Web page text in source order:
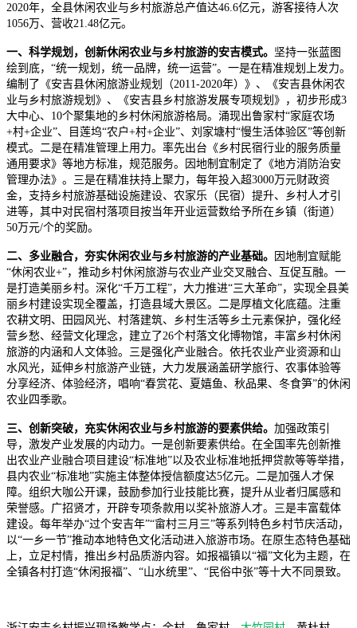
2020年，全县休闲农业与乡村旅游总产值达46.6亿元，游客接待人次
1056万、营收21.48亿元。
一、科学规划，创新休闲农业与乡村旅游的安吉模式。 坚持一张蓝图
绘到底，“统一规划，统一品牌，统一运营”。一是在精准规划上发力。
编制了《安吉县休闲旅游业规划（2011-2020年）》、《安吉县休闲农
业与乡村旅游规划》、《安吉县乡村旅游发展专项规划》，初步形成3
大中心、10个聚集地的乡村休闲旅游格局。涌现出鲁家村“家庭农场
+村+企业”、目莲坞“农户+村+企业”、刘家塘村“慢生活体验区”等创新
模式。二是在精准管理上用力。率先出台《乡村民宿行业的服务质量
通用要求》等地方标准，规范服务。因地制宜制定了《地方消防治安
管理办法》。三是在精准扶持上聚力，每年投入超3000万元财政资
金，支持乡村旅游基础设施建设、农家乐（民宿）提升、乡村人才引
进等，其中对民宿村落项目按当年开业运营数给予所在乡镇（街道）
50万元/个的奖励。
二、多业融合，夯实休闲农业与乡村旅游的产业基础。
因地制宜赋能
“休闲农业+”，推动乡村休闲旅游与农业产业交叉融合、互促互融。一
是打造美丽乡村。深化“千万工程”，大力推进“三大革命”，实现全县美
丽乡村建设实现全覆盖，打造县域大景区。二是厚植文化底蕴。注重
农耕文明、田园风光、村落建筑、乡村生活等乡土元素保护，强化经
营乡愁、经营文化理念，建立了26个村落文化博物馆，丰富乡村休闲
旅游的内涵和人文体验。三是强化产业融合。依托农业产业资源和山
水风光，延伸乡村旅游产业链，大力发展涵盖研学旅行、农事体验等
分享经济、体验经济，唱响“春赏花、夏嬉鱼、秋品果、冬食笋”的休闲
农业四季歌。
三、创新突破，充实休闲农业与乡村旅游的要素供给。 加强政策引
导，激发产业发展的内动力。一是创新要素供给。在全国率先创新推
出农业产业融合项目建设“标准地”以及农业标准地抵押贷款等等举措，
县内农业“标准地”实施主体整体授信额度达5亿元。二是加强人才保
障。组织大咖公开课，鼓励参加行业技能比赛，提升从业者归属感和
荣誉感。广招贤才，开辟专项条款用以奖补旅游人才。三是丰富载体
建设。每年举办“过个安吉年”“畲村三月三”等系列特色乡村节庆活动，
以“一乡一节”推动本地特色文化活动进入旅游市场。在原生态特色基础
上，立足村情，推出乡村品质游内容。如报福镇以“福”文化为主题，在
全镇各村打造“休闲报福”、“山水统里”、“民俗中张”等十大不同景致。